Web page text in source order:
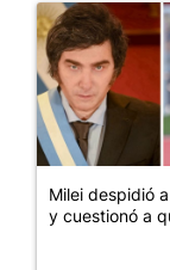
Un artículo de
Milei despidió
y cuestionó a